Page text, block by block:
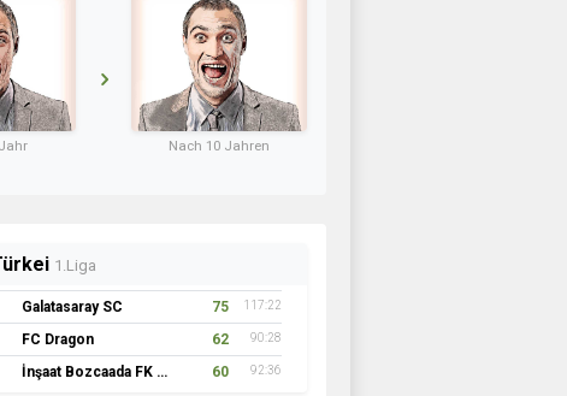
Nach 10 Jahren
1.Liga
Galatasaray SC 75 117:22
FC Dragon 62 90:28
İnşaat Bozcaada FK 1957 60 92:36